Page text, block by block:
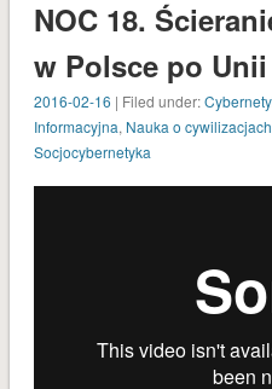
NOC 18.
w Polsce po
2016-02-16 | Filed under:
Informacyjna, Nauka o cywilizacjach
Socjocybernetyka